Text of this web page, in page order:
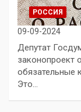
РОССИЯ
09-09-2024
Депутат
законопроект
обязательные
Это…